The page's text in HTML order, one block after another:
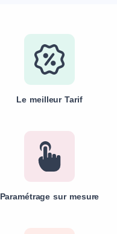
Le meilleur Tarif
Paramétrage sur mesure